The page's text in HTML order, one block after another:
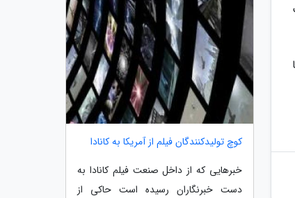
کوچ تولیدکنندگان فیلم از آمریکا به کانادا
خبرهایی که از داخل صنعت فیلم کانادا به
دست خبرنگاران رسیده است حاکی از